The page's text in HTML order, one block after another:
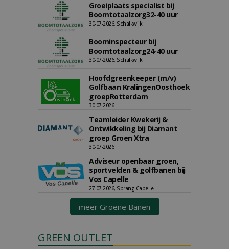
Groeiplaats specialist bij
Boomtotaalzorg32-40 uur
30-07-2026, Schalkwijk
Boominspecteur bij
Boomtotaalzorg24-40 uur
30-07-2026, Schalkwijk
Hoofdgreenkeeper (m/v)
Golfbaan KralingenOosthoek
groepRotterdam
30-07-2026
Teamleider Kwekerij &
Ontwikkeling bij Diamant
groep Groen Xtra
30-07-2026
Adviseur openbaar groen,
sportvelden & golfbanen bij
Vos Capelle
27-07-2026, Sprang-Capelle
meer Groene Banen
GREEN OUTLET